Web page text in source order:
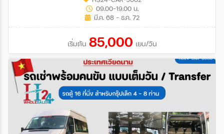
09.00-19.00 น.
มี.ค. 68 - ธ.ค. 72
เริ่มต้น 85,000 เยน/วัน